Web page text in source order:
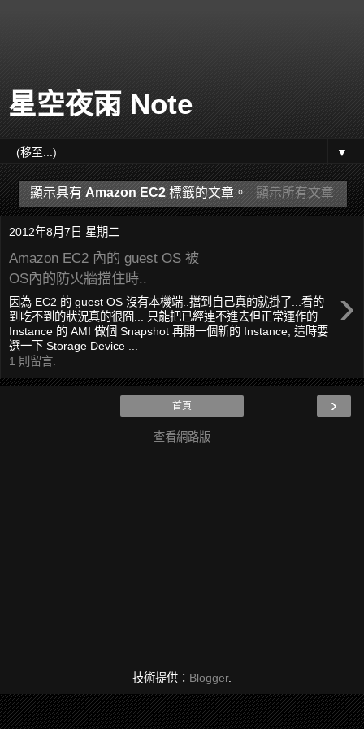
星空夜雨 Note
▼
顯示具有Amazon EC2 標籤的文章。 顯示所有文章
2012年8月7日 星期二
Amazon EC2 內的 guest OS 被
OS內的防火牆擋住時..
›
因為 EC2 的 guest OS 沒有本機端..擋到自己真的就掛了...看的
到吃不到的狀況真的很囧... 只能把已經連不進去但正常運作的
Instance 的 AMI 做個 Snapshot 再開一個新的 Instance, 這時要
選一下 Storage Device ...
1 則留言:
›
首頁
查看網路版
技術提供： Blogger.